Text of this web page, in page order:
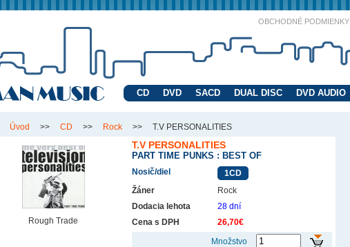
OBCHODNÉ PODMIENKY
CD DVD SACD DUAL DISC DVD AUDIO
Úvod >> CD >> Rock >> T.V PERSONALITIES
Rough Trade
T.V PERSONALITIES
PART TIME PUNKS : BEST OF
Nosič/diel
1CD
Žáner
Rock
Dodacia lehota
28 dní
Cena s DPH
26,70€
Množstvo